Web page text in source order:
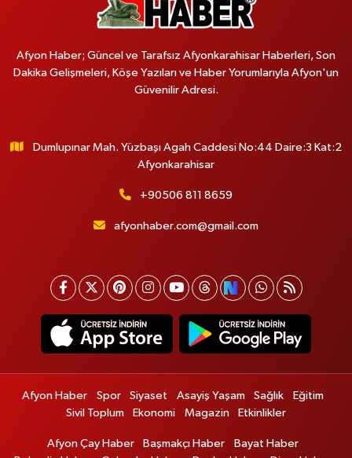
Afyon Haber; Güncel ve Tarafsız Afyonkarahisar Haberleri, Son
Dakika Gelişmeleri, Köşe Yazıları ve Haber Yorumlarıyla Afyon'un
Güvenilir Adresi.
Dumlupınar Mah. Yüzbaşı Agah Caddesi No:44 Daire:3 Kat:2
Afyonkarahisar
+90506 811 8659
afyonhaber.com@gmail.com
Afyon Haber Spor Siyaset Asayiş Yaşam Sağlık
Eğitim
Sivil Toplum
Ekonomi Magazin Etkinlikler
Afyon Çay Haber Başmakçı Haber
Bayat Haber